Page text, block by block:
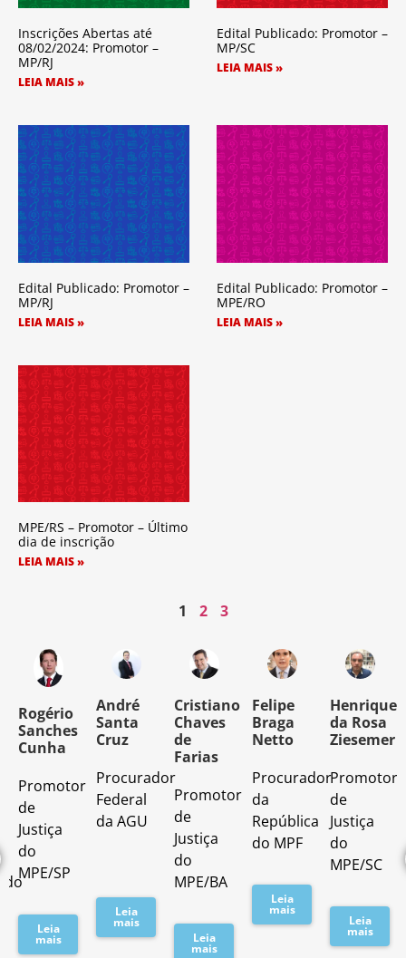
Inscrições Abertas até
08/02/2024: Promotor –
MP/RJ
LEIA MAIS »
Edital Publicado: Promotor –
MP/SC
LEIA MAIS »
Edital Publicado: Promotor –
MP/RJ
LEIA MAIS »
Edital Publicado: Promotor –
MPE/RO
LEIA MAIS »
MPE/RS – Promotor – Último
dia de inscrição
LEIA MAIS »
1 2 3
Rogério
Sanches
Cunha
Promotor
de
Justiça
do
MPE/SP
Leia
mais
André
Santa
Cruz
Procurador
Federal
da AGU
Leia
mais
Cristiano
Chaves
de
Farias
Promotor
de
Justiça
do
MPE/BA
Leia
mais
Felipe
Braga
Netto
Procurador
da
República
do MPF
Leia
mais
Henrique
da Rosa
Ziesemer
Promotor
de
Justiça
do
MPE/SC
Leia
mais